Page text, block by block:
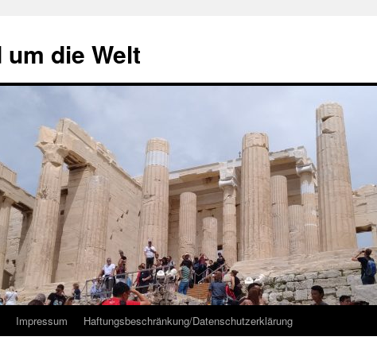
die Welt
Impressum Haftungsbeschränkung/Datenschutzerklärung